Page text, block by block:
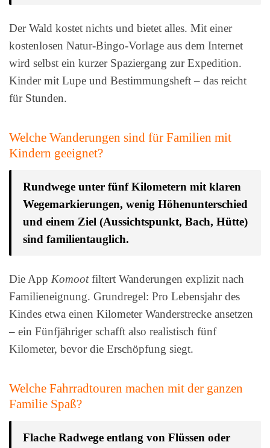
Der Wald kostet nichts und bietet alles. Mit einer
kostenlosen Natur-Bingo-Vorlage aus dem Internet
wird selbst ein kurzer Spaziergang zur Expedition.
Kinder mit Lupe und Bestimmungsheft – das reicht
für Stunden.
Welche Wanderungen sind für Familien mit
Kindern geeignet?
Rundwege unter fünf Kilometern mit klaren
Wegemarkierungen, wenig Höhenunterschied
und einem Ziel (Aussichtspunkt, Bach, Hütte)
sind familientauglich.
Die App Komootfiltert Wanderungen explizit nach
Familieneignung. Grundregel: Pro Lebensjahr des
Kindes etwa einen Kilometer Wanderstrecke ansetzen
– ein Fünfjähriger schafft also realistisch fünf
Kilometer, bevor die Erschöpfung siegt.
Welche Fahrradtouren machen mit der ganzen
Familie Spaß?
Flache Radwege entlang von Flüssen oder